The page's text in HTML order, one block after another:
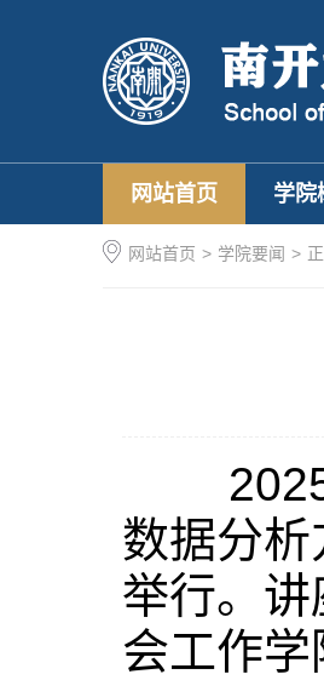
网站首页 学院
网站首页 > 学院要闻 >
2025
数据分析
举行。
会工作